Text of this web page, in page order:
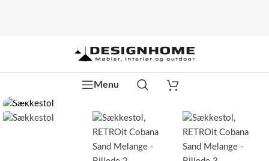
Menu
Watch video
Klik for at forstørre